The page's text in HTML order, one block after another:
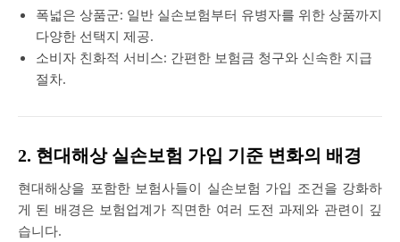
폭넓은 상품군: 일반 실손보험부터 유병자를 위한 상품까지
다양한 선택지 제공.
소비자 친화적 서비스: 간편한 보험금 청구와 신속한 지급
절차.
2. 현대해상 실손보험 가입 기준 변화의 배경
현대해상을 포함한 보험사들이 실손보험 가입 조건을 강화하
게 된 배경은 보험업계가 직면한 여러 도전 과제와 관련이 깊
습니다.